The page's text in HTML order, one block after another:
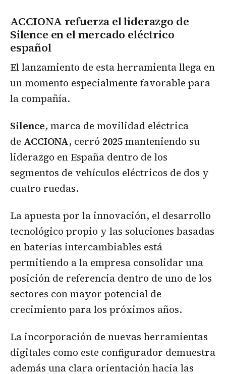
ACCIONA refuerza el liderazgo de
Silence en el mercado eléctrico
español
El lanzamiento de esta herramienta llega en
un momento especialmente favorable para
la compañía.
Silence, marca de movilidad eléctrica
de ACCIONA, cerró 2025manteniendo su
liderazgo en España dentro de los
segmentos de vehículos eléctricos de dos y
cuatro ruedas.
La apuesta por la innovación, el desarrollo
tecnológico propio y las soluciones basadas
en baterías intercambiables está
permitiendo a la empresa consolidar una
posición de referencia dentro de uno de los
sectores con mayor potencial de
crecimiento para los próximos años.
La incorporación de nuevas herramientas
digitales como este configurador demuestra
además una clara orientación hacia las